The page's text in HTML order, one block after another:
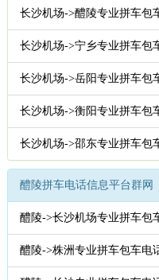
长沙机场->醴陵专业拼车包
长沙机场->宁乡专业拼车包
长沙机场->岳阳专业拼车包
长沙机场->衡阳专业拼车包
长沙机场->邵东专业拼车包
醴陵拼车电话信息平台群网
醴陵->长沙机场专业拼车包
醴陵->株洲专业拼车包车电